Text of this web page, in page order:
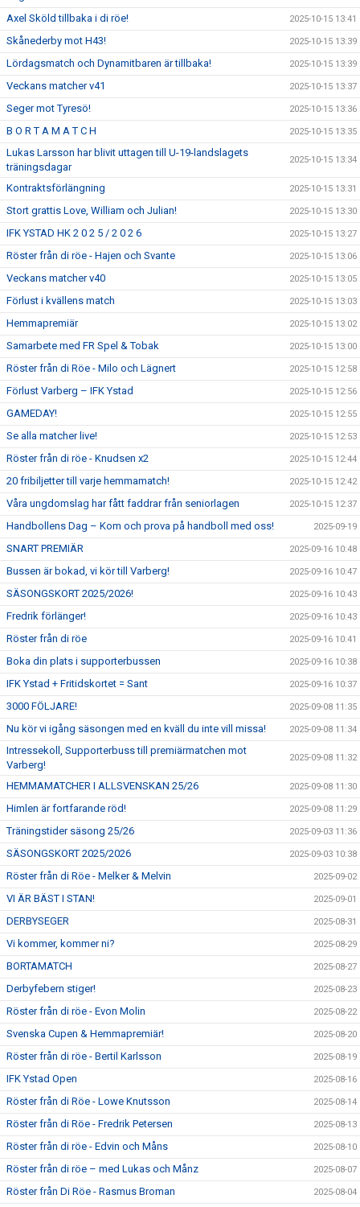
Axel Sköld tillbaka i di röe! 2025-10-15 13:41
Skånederby mot H43! 2025-10-15 13:39
Lördagsmatch och Dynamitbaren är tillbaka! 2025-10-15 13:39
Veckans matcher v41 2025-10-15 13:37
Seger mot Tyresö! 2025-10-15 13:36
B O R T A M A T C H 2025-10-15 13:35
Lukas Larsson har blivit uttagen till U-19-landslagets
träningsdagar
2025-10-15 13:34
Kontraktsförlängning 2025-10-15 13:31
Stort grattis Love, William och Julian! 2025-10-15 13:30
IFK YSTAD HK 2 0 2 5 / 2 0 2 6 2025-10-15 13:27
Röster från di röe - Hajen och Svante 2025-10-15 13:06
Veckans matcher v40 2025-10-15 13:05
Förlust i kvällens match 2025-10-15 13:03
Hemmapremiär 2025-10-15 13:02
Samarbete med FR Spel & Tobak 2025-10-15 13:00
Röster från di Röe - Milo och Lägnert 2025-10-15 12:58
Förlust Varberg – IFK Ystad 2025-10-15 12:56
GAMEDAY! 2025-10-15 12:55
Se alla matcher live! 2025-10-15 12:53
Röster från di röe - Knudsen x2 2025-10-15 12:44
20 fribiljetter till varje hemmamatch! 2025-10-15 12:42
Våra ungdomslag har fått faddrar från seniorlagen 2025-10-15 12:37
Handbollens Dag – Kom och prova på handboll med oss! 2025-09-19
SNART PREMIÄR 2025-09-16 10:48
Bussen är bokad, vi kör till Varberg! 2025-09-16 10:47
SÄSONGSKORT 2025/2026! 2025-09-16 10:43
Fredrik förlänger! 2025-09-16 10:43
Röster från di röe 2025-09-16 10:41
Boka din plats i supporterbussen 2025-09-16 10:38
IFK Ystad + Fritidskortet = Sant 2025-09-16 10:37
3000 FÖLJARE! 2025-09-08 11:35
Nu kör vi igång säsongen med en kväll du inte vill missa! 2025-09-08 11:34
Intressekoll, Supporterbuss till premiärmatchen mot
Varberg!
2025-09-08 11:32
HEMMAMATCHER I ALLSVENSKAN 25/26 2025-09-08 11:30
Himlen är fortfarande röd! 2025-09-08 11:29
Träningstider säsong 25/26 2025-09-03 11:36
SÄSONGSKORT 2025/2026 2025-09-03 10:38
Röster från di Röe - Melker & Melvin 2025-09-02
VI ÄR BÄST I STAN! 2025-09-01
DERBYSEGER 2025-08-31
Vi kommer, kommer ni? 2025-08-29
BORTAMATCH 2025-08-27
Derbyfebern stiger! 2025-08-23
Röster från di röe - Evon Molin 2025-08-22
Svenska Cupen & Hemmapremiär! 2025-08-20
Röster från di röe - Bertil Karlsson 2025-08-19
IFK Ystad Open 2025-08-16
Röster från di Röe - Lowe Knutsson 2025-08-14
Röster från di Röe - Fredrik Petersen 2025-08-13
Röster från di röe - Edvin och Måns 2025-08-10
Röster från di röe – med Lukas och Månz 2025-08-07
Röster från Di Röe - Rasmus Broman 2025-08-04